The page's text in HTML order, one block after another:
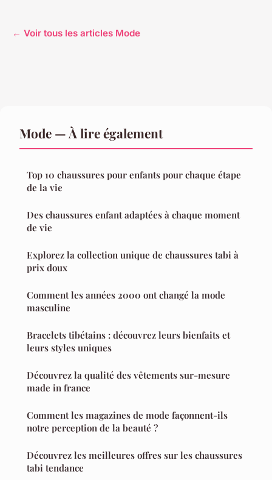
← Voir tous les articles Mode
Mode — À lire également
Top 10 chaussures pour enfants pour chaque étape
de la vie
Des chaussures enfant adaptées à chaque moment
de vie
Explorez la collection unique de chaussures tabi à
prix doux
Comment les années 2000 ont changé la mode
masculine
Bracelets tibétains : découvrez leurs bienfaits et
leurs styles uniques
Découvrez la qualité des vêtements sur-mesure
made in france
Comment les magazines de mode façonnent-ils
notre perception de la beauté ?
Découvrez les meilleures offres sur les chaussures
tabi tendance